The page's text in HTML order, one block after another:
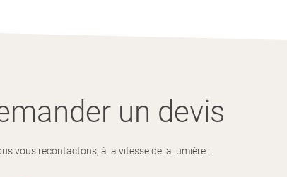
un devis
vous recontactons, à la vitesse de la lumière !